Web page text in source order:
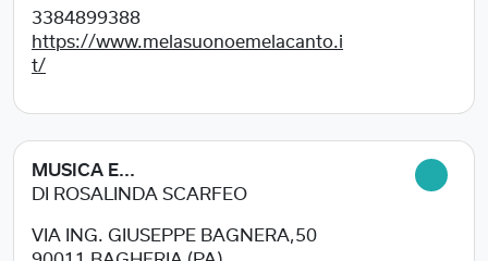
3384899388
https://www.melasuonoemelacanto.i
t/
MUSICA E...
DI ROSALINDA SCARFEO
VIA ING. GIUSEPPE BAGNERA,50